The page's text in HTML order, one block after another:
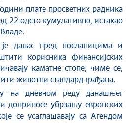
плате просветних радника
22 одсто кумулативно, истакао
данас пред посланицима и
корисника финансијских
каматне стопе, чиме се,
животни стандард грађана.
на дневном реду данашњег
доприносе убрзању европских
се усаглашавају са Агендом